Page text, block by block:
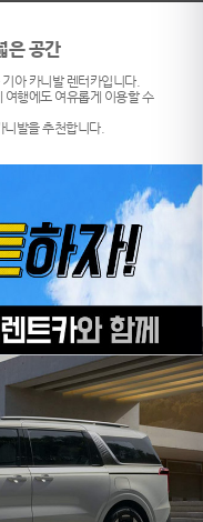
은 공간
아 카니발 렌터카입니다.
여행에도 여유롭게 이용할 수
발을 추천합니다.